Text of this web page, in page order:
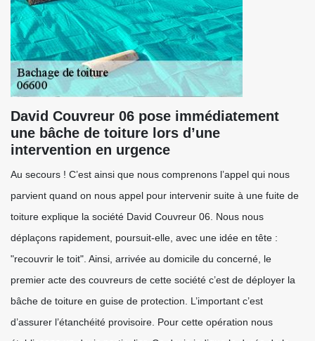
David Couvreur 06 pose immédiatement
une bâche de toiture lors d’une
intervention en urgence
Au secours ! C’est ainsi que nous comprenons l’appel qui nous
parvient quand on nous appel pour intervenir suite à une fuite de
toiture explique la société David Couvreur 06. Nous nous
déplaçons rapidement, poursuit-elle, avec une idée en tête :
"recouvrir le toit". Ainsi, arrivée au domicile du concerné, le
premier acte des couvreurs de cette société c’est de déployer la
bâche de toiture en guise de protection. L’important c’est
d’assurer l’étanchéité provisoire. Pour cette opération nous